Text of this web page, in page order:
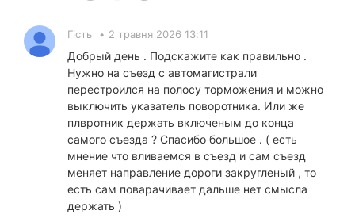
Гість • 2 травня 2026 13:11
Добрый день . Подскажите как правильно .
Нужно на съезд с автомагистрали
перестроился на полосу торможения и можно
выключить указатель поворотника. Или же
плвротник держать включеным до конца
самого съезда ? Спасибо большое . ( есть
мнение что вливаемся в съезд и сам съезд
меняет направление дороги закругленый , то
есть сам поварачивает дальше нет смысла
держать )